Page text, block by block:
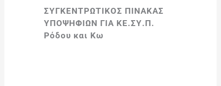
ΣΥΓΚΕΝΤΡΩΤΙΚΟΣ ΠΙΝΑΚΑΣ
ΥΠΟΨΗΦΙΩΝ ΓΙΑ ΚΕ.ΣΥ.Π.
Ρόδου και Κω